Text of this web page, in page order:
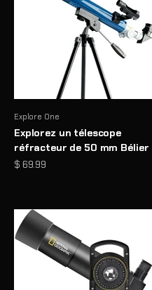
Explore One
Explorez un télescope
réfracteur de 50 mm Bélier
Prix de vente
$ 69.99